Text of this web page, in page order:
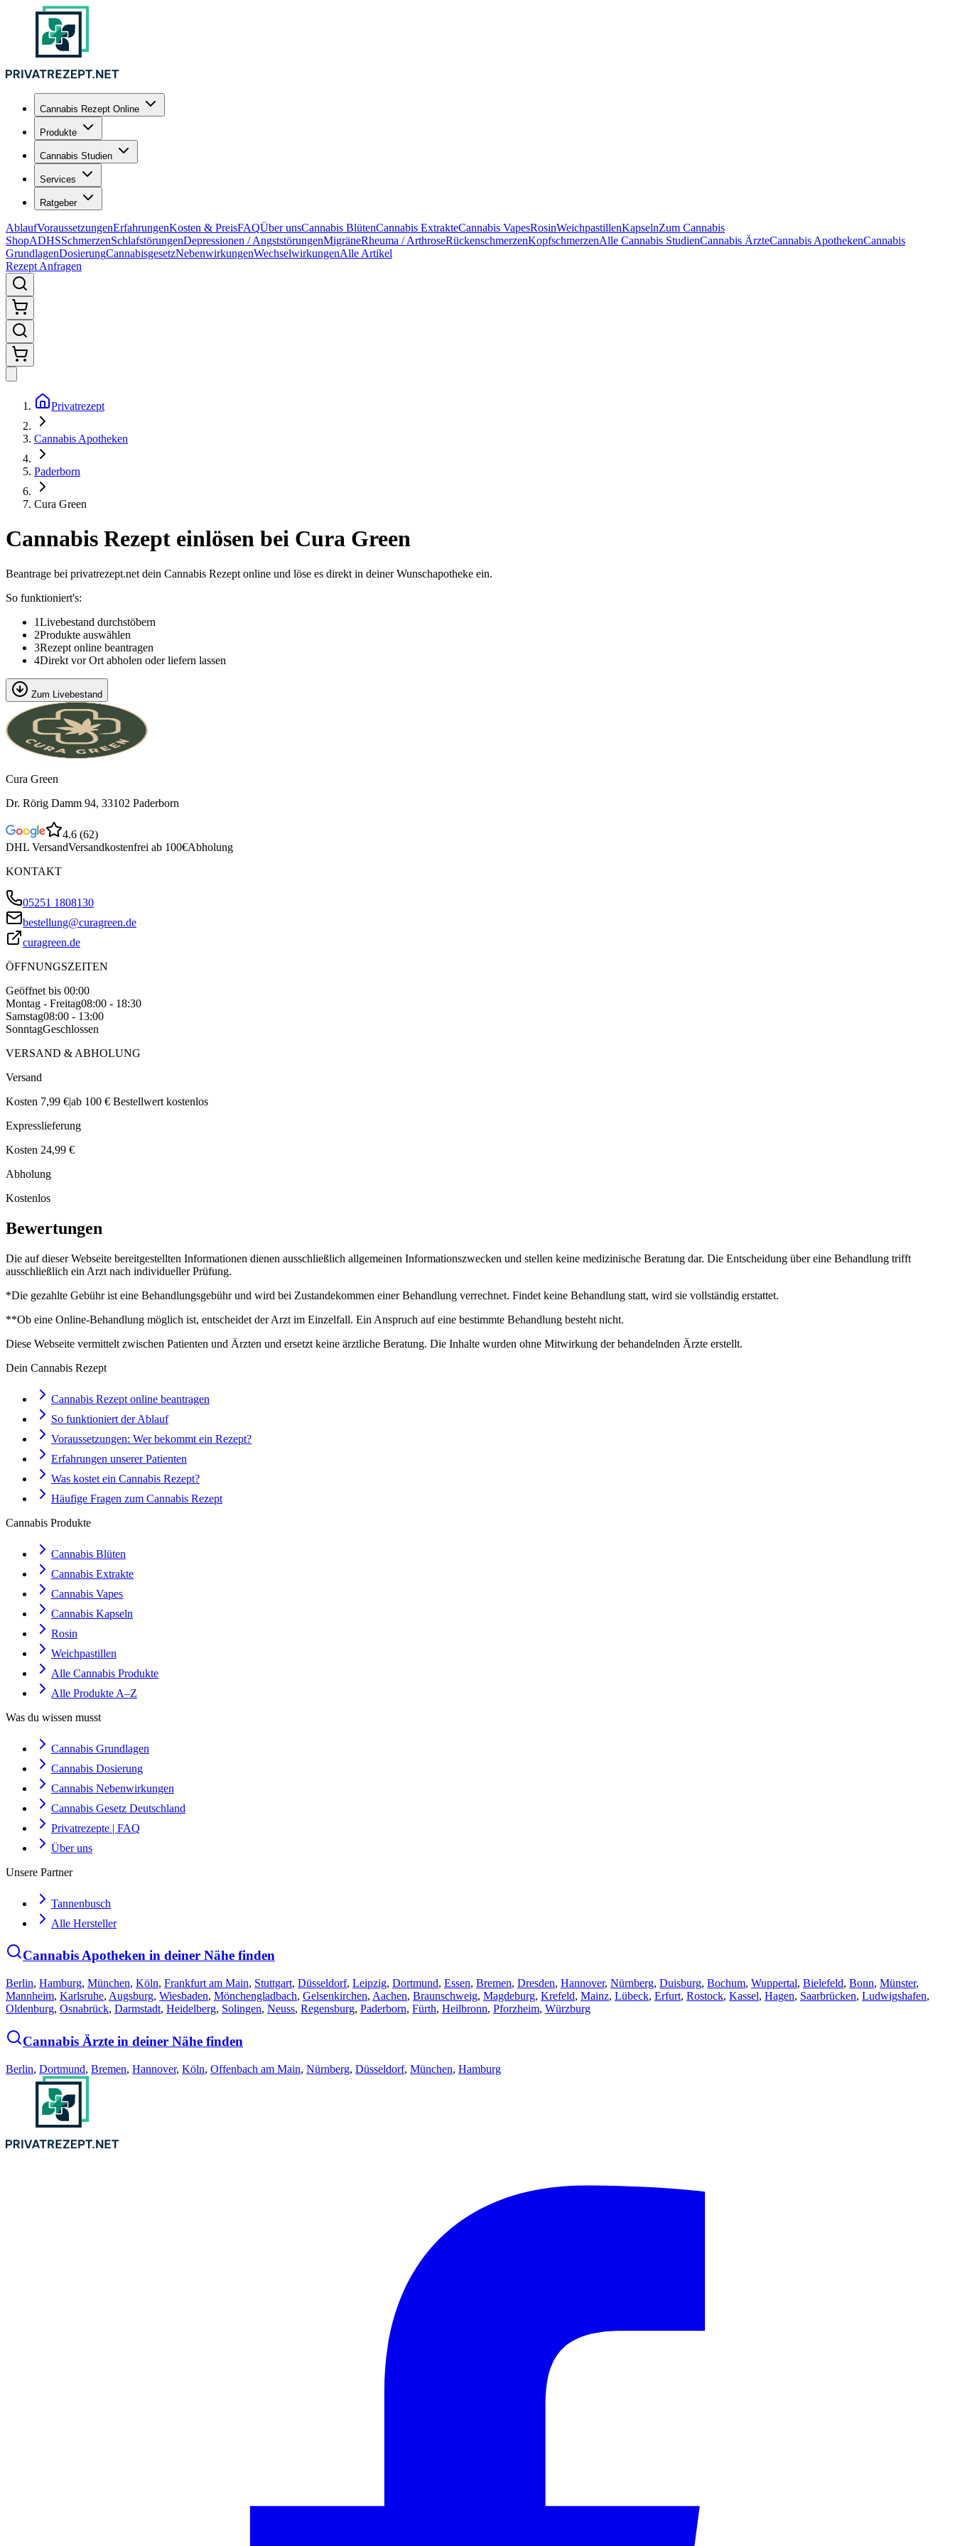
Cannabis Rezept Online
Produkte
Cannabis Studien
Services
Ratgeber
AblaufVoraussetzungenErfahrungenKosten & PreisFAQÜber unsCannabis BlütenCannabis ExtrakteCannabis VapesRosinWeichpastillenKapselnZum Cannabis
ShopADHSSchmerzenSchlafstörungenDepressionen / AngststörungenMigräneRheuma / ArthroseRückenschmerzenKopfschmerzenAlle Cannabis StudienCannabis ÄrzteCannabis ApothekenCannabis
GrundlagenDosierungCannabisgesetzNebenwirkungenWechselwirkungenAlle Artikel
Rezept Anfragen
Privatrezept
Cannabis Apotheken
Paderborn
Cura Green
Cannabis Rezept einlösen bei Cura Green
Beantrage bei privatrezept.net dein Cannabis Rezept online und löse es direkt in deiner Wunschapotheke ein.
So funktioniert's:
1Livebestand durchstöbern
2Produkte auswählen
3Rezept online beantragen
4Direkt vor Ort abholen oder liefern lassen
Zum Livebestand
Cura Green
Dr. Rörig Damm 94, 33102 Paderborn
4.6 (62)
DHL VersandVersandkostenfrei ab 100€Abholung
KONTAKT
05251 1808130
bestellung@curagreen.de
curagreen.de
ÖFFNUNGSZEITEN
Geöffnet bis 00:00
Montag - Freitag08:00 - 18:30
Samstag08:00 - 13:00
SonntagGeschlossen
VERSAND & ABHOLUNG
Versand
Kosten 7,99 €|ab 100 € Bestellwert kostenlos
Expresslieferung
Kosten 24,99 €
Abholung
Kostenlos
Bewertungen
Die auf dieser Webseite bereitgestellten Informationen dienen ausschließlich allgemeinen Informationszwecken und stellen keine medizinische Beratung dar. Die Entscheidung über eine Behandlung trifft
ausschließlich ein Arzt nach individueller Prüfung.
*Die gezahlte Gebühr ist eine Behandlungsgebühr und wird bei Zustandekommen einer Behandlung verrechnet. Findet keine Behandlung statt, wird sie vollständig erstattet.
**Ob eine Online-Behandlung möglich ist, entscheidet der Arzt im Einzelfall. Ein Anspruch auf eine bestimmte Behandlung besteht nicht.
Diese Webseite vermittelt zwischen Patienten und Ärzten und ersetzt keine ärztliche Beratung. Die Inhalte wurden ohne Mitwirkung der behandelnden Ärzte erstellt.
Dein Cannabis Rezept
Cannabis Rezept online beantragen
So funktioniert der Ablauf
Voraussetzungen: Wer bekommt ein Rezept?
Erfahrungen unserer Patienten
Was kostet ein Cannabis Rezept?
Häufige Fragen zum Cannabis Rezept
Cannabis Produkte
Cannabis Blüten
Cannabis Extrakte
Cannabis Vapes
Cannabis Kapseln
Rosin
Weichpastillen
Alle Cannabis Produkte
Alle Produkte A–Z
Was du wissen musst
Cannabis Grundlagen
Cannabis Dosierung
Cannabis Nebenwirkungen
Cannabis Gesetz Deutschland
Privatrezepte | FAQ
Über uns
Unsere Partner
Tannenbusch
Alle Hersteller
Cannabis Apotheken in deiner Nähe finden
Berlin, Hamburg, München, Köln, Frankfurt am Main, Stuttgart, Düsseldorf, Leipzig, Dortmund, Essen, Bremen, Dresden, Hannover, Nürnberg, Duisburg, Bochum, Wuppertal, Bielefeld, Bonn, Münster,
Mannheim, Karlsruhe, Augsburg, Wiesbaden, Mönchengladbach, Gelsenkirchen, Aachen, Braunschweig, Magdeburg, Krefeld, Mainz, Lübeck, Erfurt, Rostock, Kassel, Hagen, Saarbrücken, Ludwigshafen,
Oldenburg, Osnabrück, Darmstadt, Heidelberg, Solingen, Neuss, Regensburg, Paderborn, Fürth, Heilbronn, Pforzheim, Würzburg
Cannabis Ärzte in deiner Nähe finden
Berlin, Dortmund, Bremen, Hannover, Köln, Offenbach am Main, Nürnberg, Düsseldorf, München, Hamburg